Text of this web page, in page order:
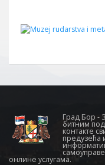
Град Бор -
битним
контакте
предузећа
онлине услугама.